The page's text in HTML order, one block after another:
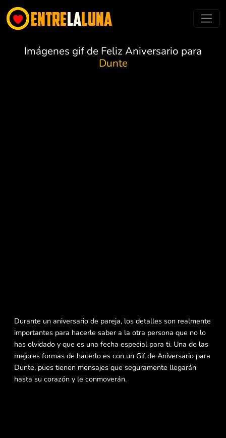
Imágenes gif de Feliz Aniversario para
Dunte
Durante un aniversario de pareja, los detalles son realmente
importantes para hacerle saber a la otra persona que no lo
has olvidado y que es una fecha especial para ti. Una de las
mejores formas de hacerlo es con un Gif de Aniversario para
Dunte, pues tienen mensajes que seguramente llegarán
hasta su corazón y le conmoverán.